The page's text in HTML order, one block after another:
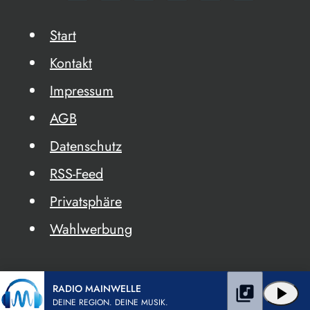
Start
Kontakt
Impressum
AGB
Datenschutz
RSS-Feed
Privatsphäre
Wahlwerbung
RADIO MAINWELLE
DEINE REGION. DEINE MUSIK. play_arrow
library_music